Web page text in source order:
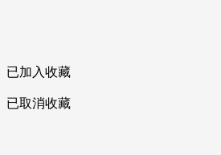
已加入收藏
已取消收藏